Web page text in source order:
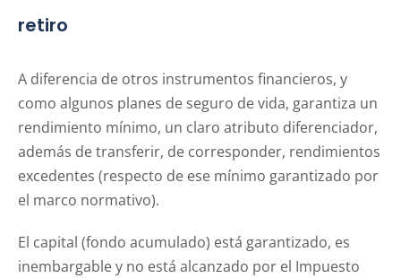
retiro
A diferencia de otros instrumentos financieros, y
como algunos planes de seguro de vida, garantiza un
rendimiento mínimo, un claro atributo diferenciador,
además de transferir, de corresponder, rendimientos
excedentes (respecto de ese mínimo garantizado por
el marco normativo).
El capital (fondo acumulado) está garantizado, es
inembargable y no está alcanzado por el Impuesto